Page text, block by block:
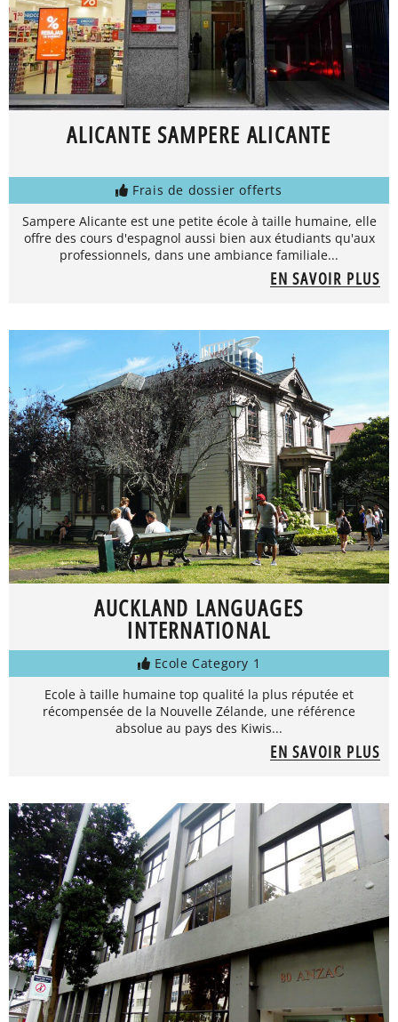
ALICANTE SAMPERE ALICANTE
Frais de dossier offerts
Sampere Alicante est une petite école à taille humaine, elle
offre des cours d'espagnol aussi bien aux étudiants qu'aux
professionnels, dans une ambiance familiale...
EN SAVOIR PLUS
AUCKLAND LANGUAGES
INTERNATIONAL
Ecole Category 1
Ecole à taille humaine top qualité la plus réputée et
récompensée de la Nouvelle Zélande, une référence
absolue au pays des Kiwis...
EN SAVOIR PLUS